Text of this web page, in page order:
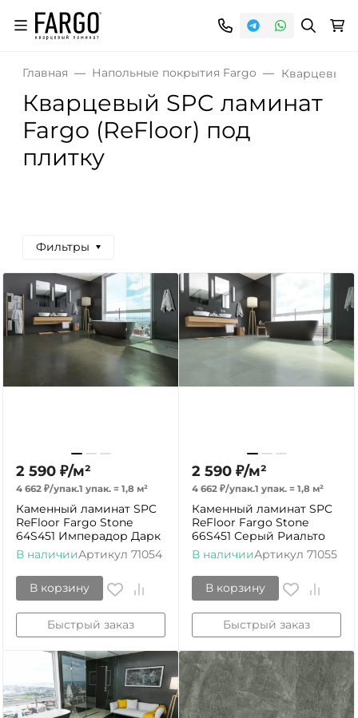
Главная Напольные покрытия Fargo Кварцевый
Кварцевый SPC ламинат
Fargo (ReFloor) под
плитку
Фильтры
2 590 ₽/м²
4 662 ₽/упак.1 упак. = 1,8 м²
Каменный ламинат SPC
ReFloor Fargo Stone
64S451 Имперадор Дарк
В наличииАртикул 71054
В корзину
Быстрый заказ
2 590 ₽/м²
4 662 ₽/упак.1 упак. = 1,8 м²
Каменный ламинат SPC
ReFloor Fargo Stone
66S451 Серый Риальто
В наличииАртикул 71055
В корзину
Быстрый заказ